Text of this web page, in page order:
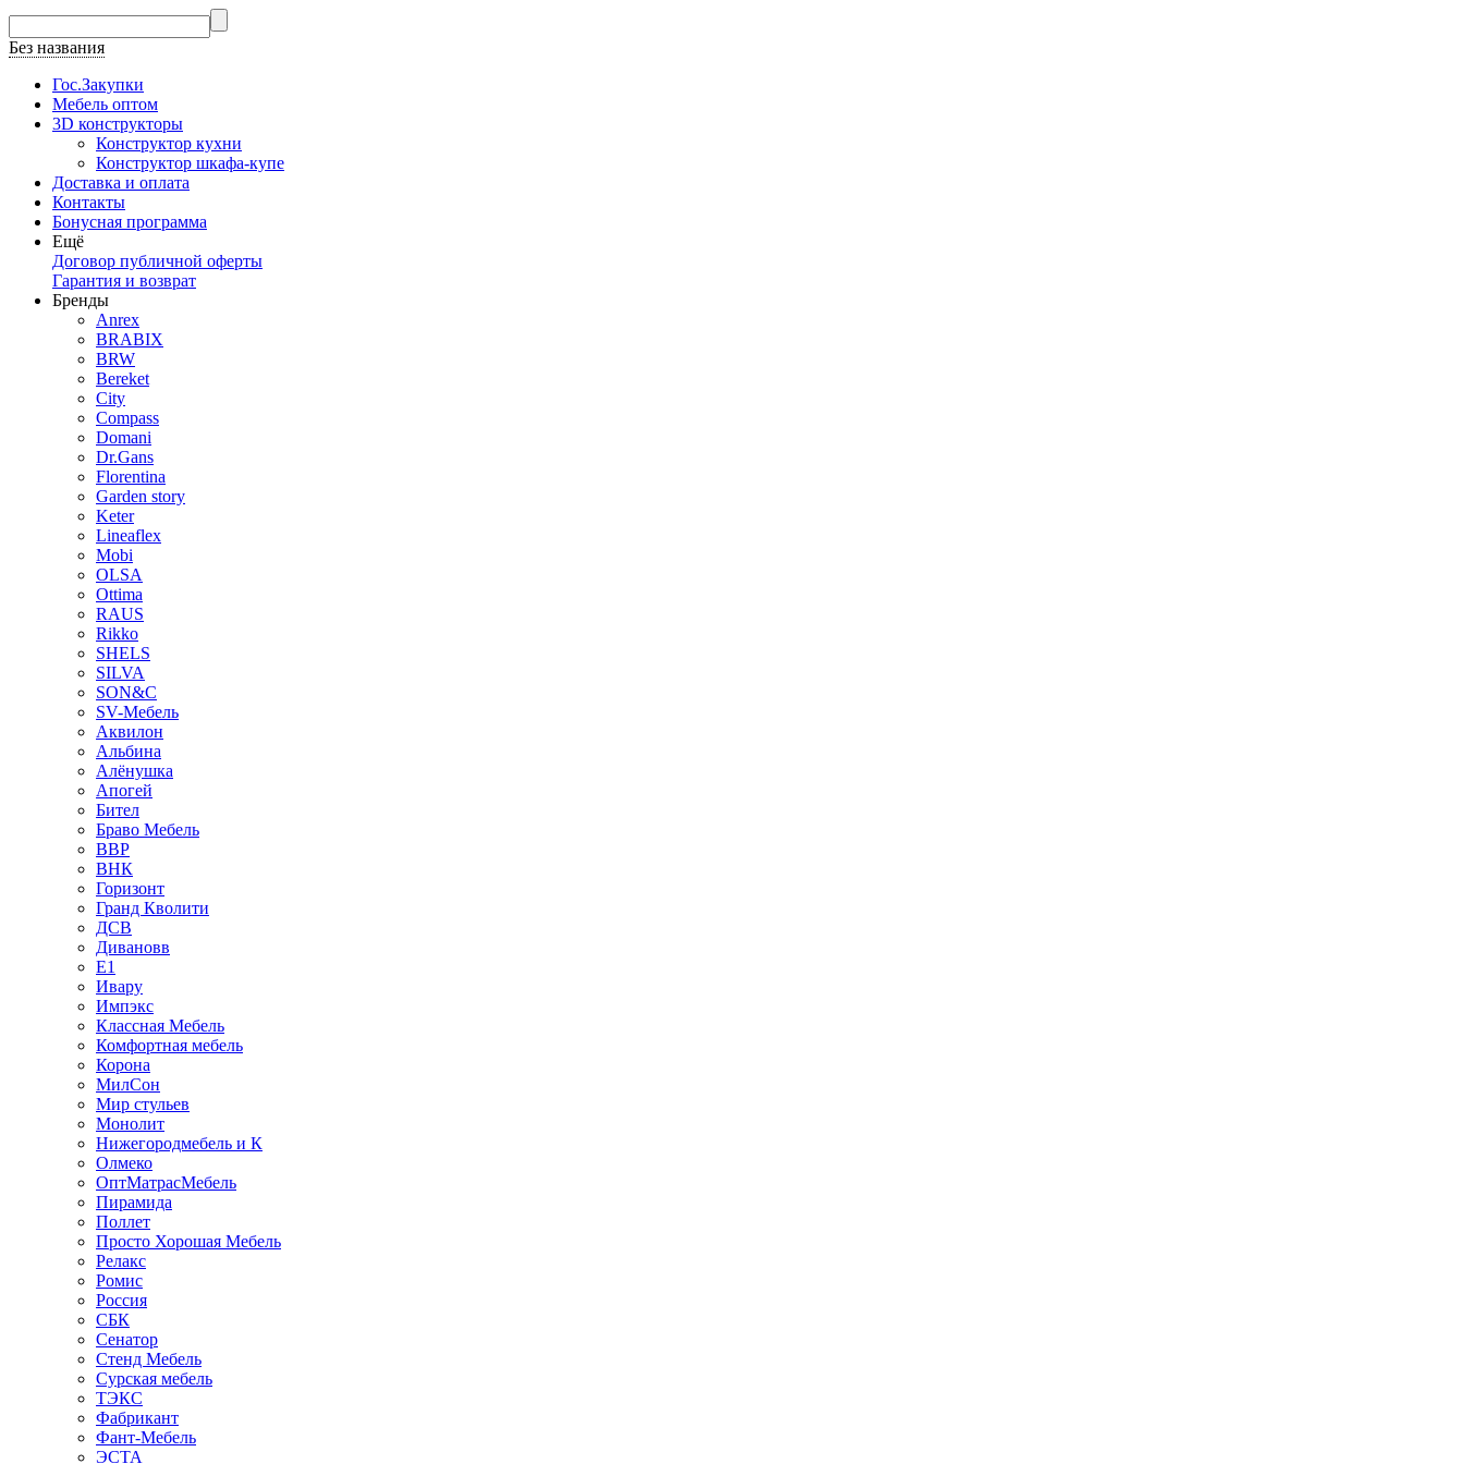
Без названия
Гос.Закупки
Мебель оптом
3D конструкторы
Конструктор кухни
Конструктор шкафа-купе
Доставка и оплата
Контакты
Бонусная программа
Ещё
Договор публичной оферты
Гарантия и возврат
Бренды
Anrex
BRABIX
BRW
Bereket
City
Compass
Domani
Dr.Gans
Florentina
Garden story
Keter
Lineaflex
Mobi
OLSA
Ottima
RAUS
Rikko
SHELS
SILVA
SON&C
SV-Мебель
Аквилон
Альбина
Алёнушка
Апогей
Бител
Браво Мебель
ВВР
ВНК
Горизонт
Гранд Кволити
ДСВ
Дивановв
Е1
Ивару
Импэкс
Классная Мебель
Комфортная мебель
Корона
МилСон
Мир стульев
Монолит
Нижегородмебель и К
Олмеко
ОптМатрасМебель
Пирамида
Поллет
Просто Хорошая Мебель
Релакс
Ромис
Россия
СБК
Сенатор
Стенд Мебель
Сурская мебель
ТЭКС
Фабрикант
Фант-Мебель
ЭСТА